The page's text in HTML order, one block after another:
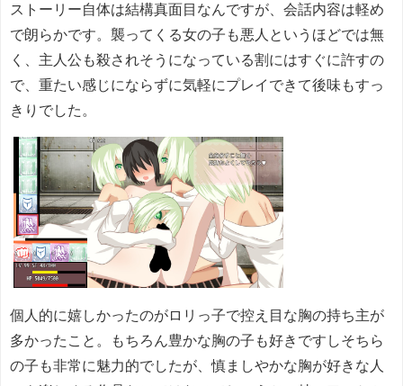
ストーリー自体は結構真面目なんですが、会話内容は軽め
で朗らかです。襲ってくる女の子も悪人というほどでは無
く、主人公も殺されそうになっている割にはすぐに許すの
で、重たい感じにならずに気軽にプレイできて後味もすっ
きりでした。
個人的に嬉しかったのがロリっ子で控え目な胸の持ち主が
多かったこと。もちろん豊かな胸の子も好きですしそちら
の子も非常に魅力的でしたが、慎ましやかな胸が好きな人